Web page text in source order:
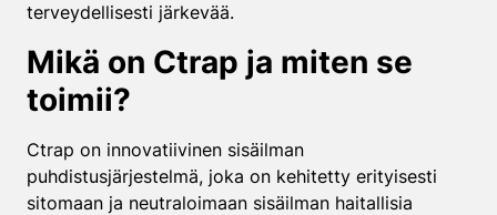
terveydellisesti järkevää.
Mikä on Ctrap ja miten se
toimii?
Ctrap on innovatiivinen sisäilman
puhdistusjärjestelmä, joka on kehitetty erityisesti
sitomaan ja neutraloimaan sisäilman haitallisia